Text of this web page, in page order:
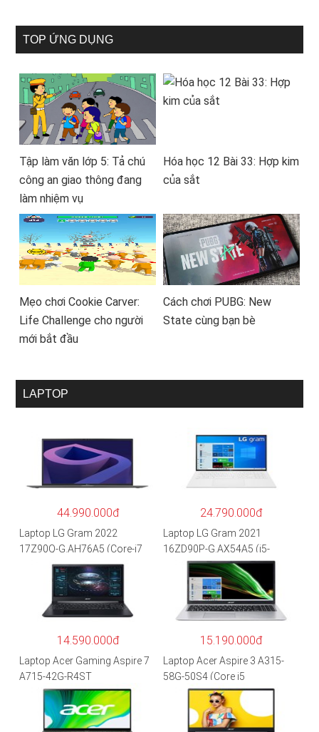
TOP ỨNG DỤNG
Tập làm văn lớp 5: Tả chú
công an giao thông đang
làm nhiệm vụ
Hóa học 12 Bài 33: Hợp kim
của sắt
Mẹo chơi Cookie Carver:
Life Challenge cho người
mới bắt đầu
Cách chơi PUBG: New
State cùng bạn bè
LAPTOP
44.990.000đ
Laptop LG Gram 2022
17Z90Q-G.AH76A5 (Core-i7
1260P/16GB/512GB/17″
WQXGA/Win 11/Xám)
24.790.000đ
Laptop LG Gram 2021
16ZD90P-G.AX54A5 (i5-
1135G7/8GB RAM/512GB
SSD/16″WQXGA/Dos/Trắng)
14.590.000đ
Laptop Acer Gaming Aspire 7
A715-42G-R4ST
NH.QAYSV.004 (R5
5500U/8GB RAM/256GB
SSD/15.6″FHD IPS/GTX1650
15.190.000đ
Laptop Acer Aspire 3 A315-
58G-50S4 (Core i5
1135G7/8GB
RAM/512GB/15.6″FHD/MX35
0 2GB/Win 10/Bạc)